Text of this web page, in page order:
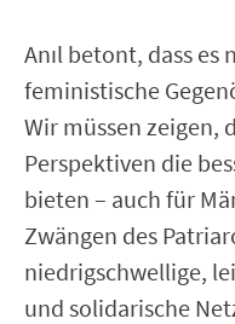
Anıl betont, dass es
feministische
Wir müssen zeigen,
Perspektiven die
bieten – auch für
Zwängen des
niedrigschwellige,
und solidarische